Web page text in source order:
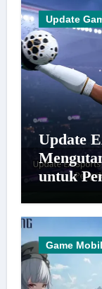
Update
Update
untuk
Game